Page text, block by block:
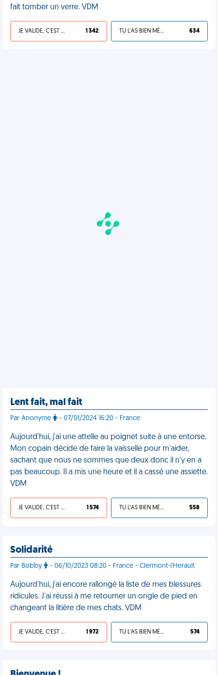
fait tomber un verre. VDM
JE VALIDE, C'EST UNE VDM 1 342 TU L'AS BIEN MÉRITÉ 634
Lent fait, mal fait
Par Anonyme - 07/01/2024 16:20 - France
Aujourd'hui, j'ai une attelle au poignet suite à une entorse.
Mon copain décide de faire la vaisselle pour m'aider,
sachant que nous ne sommes que deux donc il n'y en a
pas beaucoup. Il a mis une heure et il a cassé une assiette.
VDM
JE VALIDE, C'EST UNE VDM 1 574 TU L'AS BIEN MÉRITÉ 558
Solidarité
Par Bobby - 06/10/2023 08:20 - France - Clermont-l'Herault
Aujourd'hui, j'ai encore rallongé la liste de mes blessures
ridicules. J'ai réussi à me retourner un ongle de pied en
changeant la litière de mes chats. VDM
JE VALIDE, C'EST UNE VDM 1 972 TU L'AS BIEN MÉRITÉ 574